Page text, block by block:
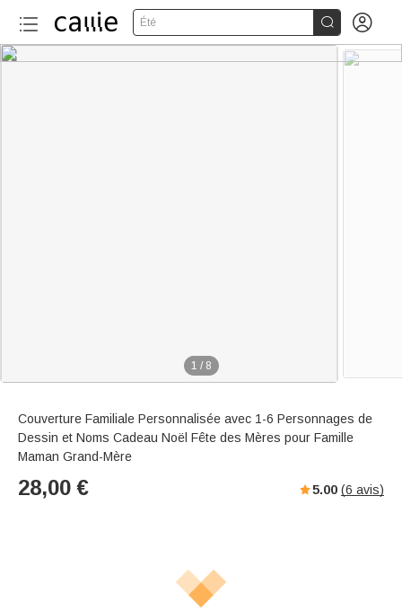
Été  
1 / 8
Couverture Familiale Personnalisée avec 1-6 Personnages de
Dessin et Noms Cadeau Noël Fête des Mères pour Famille
Maman Grand-Mère
28,00 € 5.00 (6 avis)